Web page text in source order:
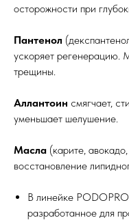
осторожности при
Пантенол
ускоряет регенерацию.
трещины.
Аллантоин смягчает,
уменьшает шелушение.
Масла (карите,
восстановление
В линейке
разработанное для